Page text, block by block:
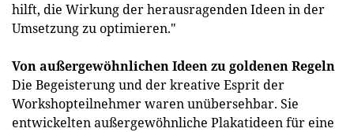
hilft, die Wirkung der herausragenden Ideen in der
Umsetzung zu optimieren."
Von außergewöhnlichen Ideen zu goldenen Regeln
Die Begeisterung und der kreative Esprit der
Workshopteilnehmer waren unübersehbar. Sie
entwickelten außergewöhnliche Plakatideen für eine